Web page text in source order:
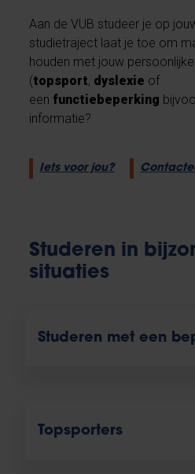
Aan de VUB studeer je op
studietraject laat je toe om
houden met jouw
(topsport, dyslexie of
een functiebeperking
informatie?
Iets voor jou?
Studeren in
situaties
Studeren met een
Topsporters